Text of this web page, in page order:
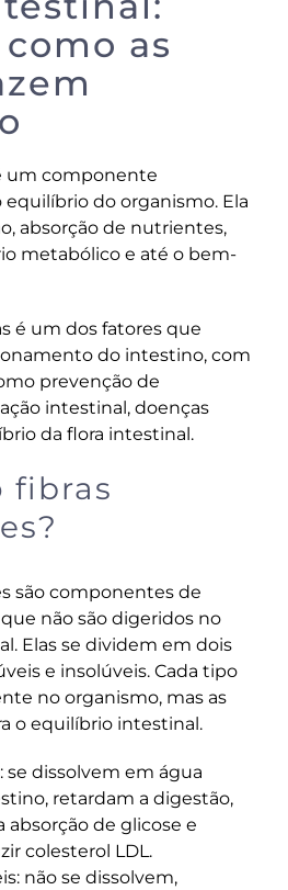
as
um componente
do organismo. Ela
absorção de nutrientes,
metabólico e até o bem-
é um dos fatores que
do intestino, com
prevenção de
intestinal, doenças
da flora intestinal.
fibras
são componentes de
não são digeridos no
Elas se dividem em dois
e insolúveis. Cada tipo
no organismo, mas as
o equilíbrio intestinal.
se dissolvem em água
retardam a digestão,
de glicose e
colesterol LDL.
não se dissolvem,